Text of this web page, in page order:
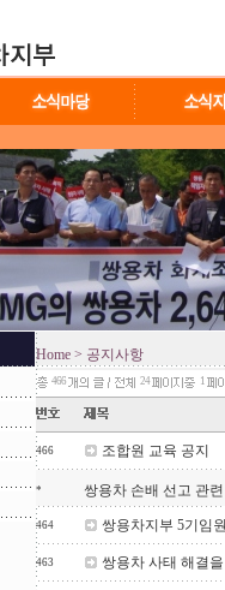
Home > 공지사항
466 24 1
466 조합원 교육 공지
* 쌍용차 손배 선고 관
464 쌍용차지부 5기임
463 쌍용차 사태 해결